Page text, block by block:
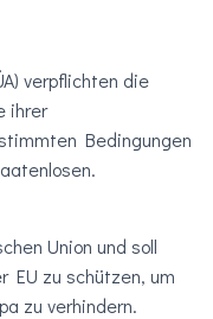
verpflichten die
ihrer
Bedingungen
Union und soll
EU zu schützen, um
zu verhindern.